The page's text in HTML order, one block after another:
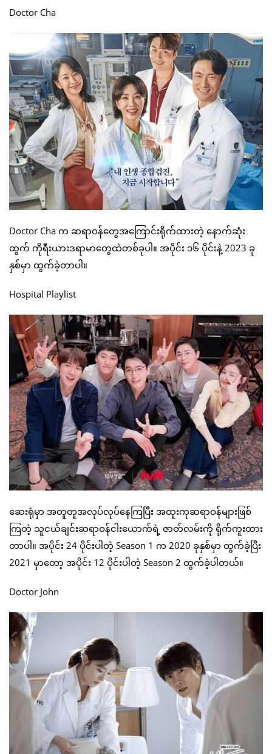
Doctor Cha
Doctor Cha က ဆရာဝန်တွေအကြောင်းရိုက်ထားတဲ့ နောက်ဆုံး
ထွက် ကိုရီးယားဒရာမာတွေထဲတစ်ခုပါ။ အပိုင်း ၁၆ ပိုင်းနဲ့ 2023 ခု
နှစ်မှာ ထွက်ခဲ့တာပါ။
Hospital Playlist
ဆေးရုံမှာ အတူတူအလုပ်လုပ်နေကြပြီး အထူးကုဆရာဝန်များဖြစ်
ကြတဲ့ သူငယ်ချင်းဆရာဝန်ငါးယောက်ရဲ့ ဇာတ်လမ်းကို ရိုက်ကူးထား
တာပါ။ အပိုင်း 24 ပိုင်းပါတဲ့ Season 1 က 2020 ခုနှစ်မှာ ထွက်ခဲ့ပြီး
2021 မှာတော့ အပိုင်း 12 ပိုင်းပါတဲ့ Season 2 ထွက်ခဲ့ပါတယ်။
Doctor John